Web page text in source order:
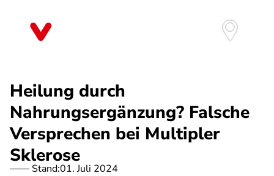
Heilung durch
Nahrungsergänzung? Falsche
Versprechen bei Multipler
Sklerose
Stand:01. Juli 2024